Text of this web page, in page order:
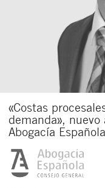
«Costas
demanda»,
Abogacía Española